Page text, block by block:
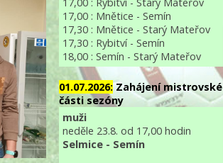
17,00 : Mnětice - Semín
17,30 : Mnětice - Starý Mateřov
17,30 : Rybitví - Semín
18,00 : Semín - Starý Mateřov
01.07.2026: Zahájení mistrovské
části sezóny
muži
neděle 23.8. od 17,00 hodin
Selmice - Semín